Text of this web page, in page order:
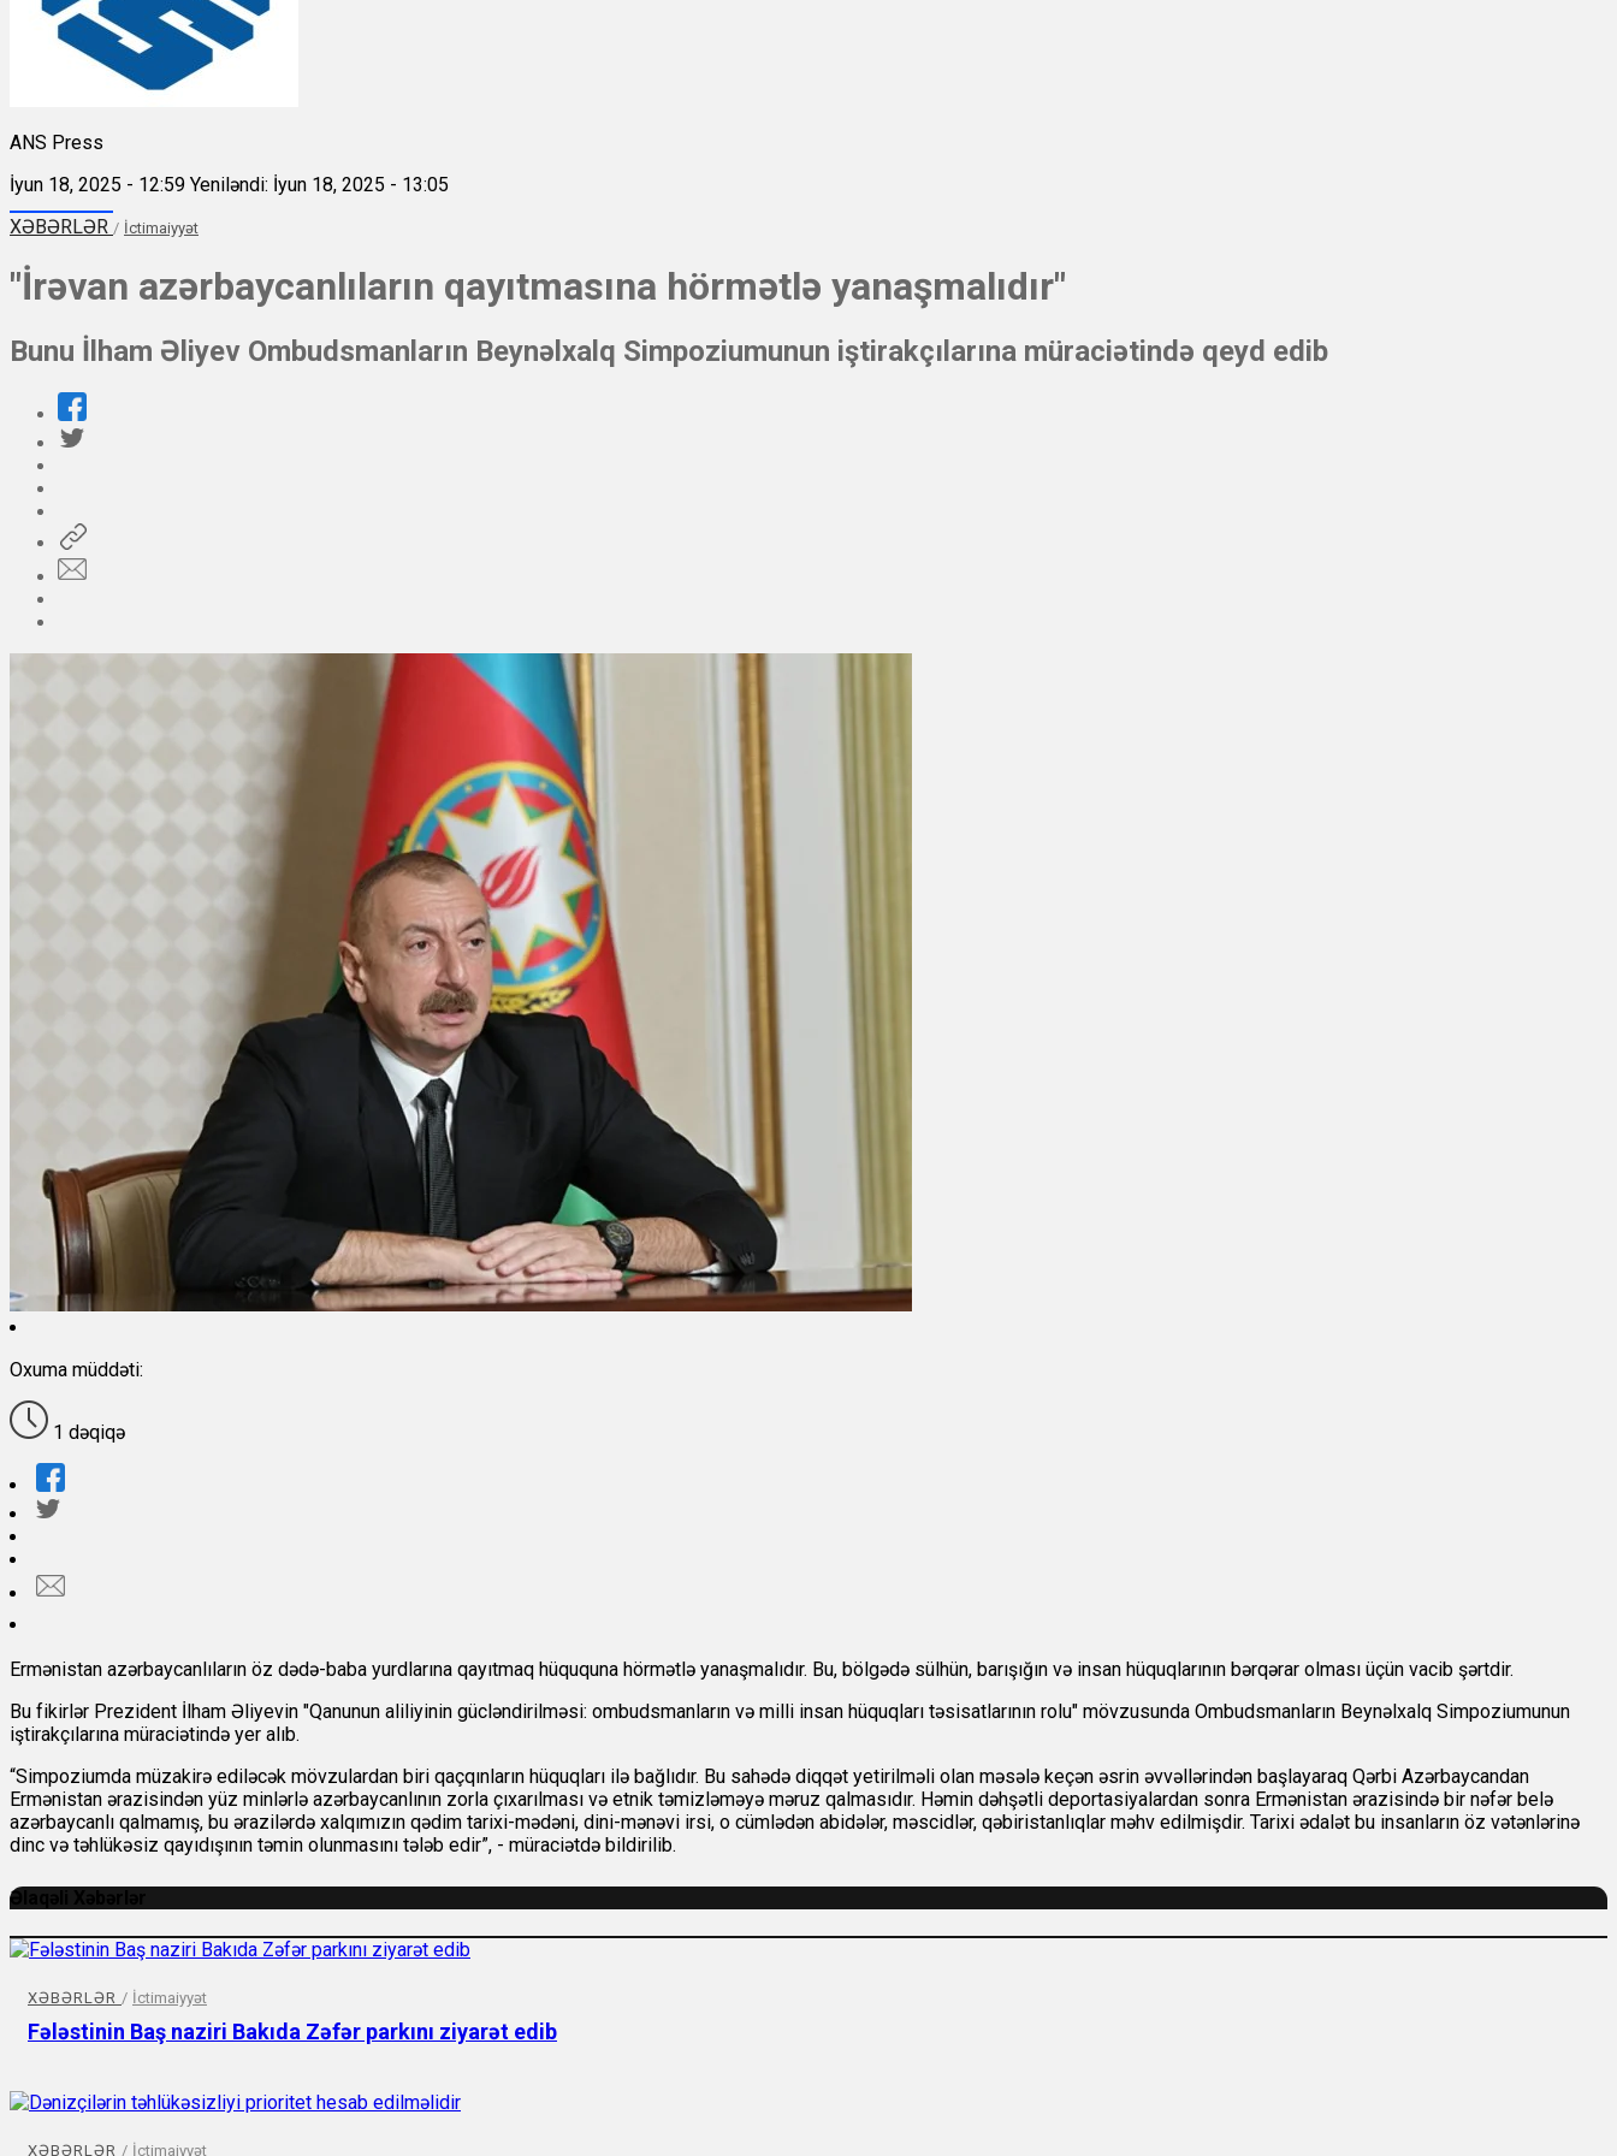
ANS Press
İyun 18, 2025 - 12:59 Yeniləndi: İyun 18, 2025 - 13:05
XƏBƏRLƏR / İctimaiyyət
"İrəvan azərbaycanlıların qayıtmasına hörmətlə yanaşmalıdır"
Bunu İlham Əliyev Ombudsmanların Beynəlxalq Simpoziumunun iştirakçılarına müraciətində qeyd edib
Oxuma müddəti:
1 dəqiqə
Ermənistan azərbaycanlıların öz dədə-baba yurdlarına qayıtmaq hüququna hörmətlə yanaşmalıdır. Bu, bölgədə sülhün, barışığın və insan hüquqlarının bərqərar olması üçün vacib şərtdir.
Bu fikirlər Prezident İlham Əliyevin "Qanunun aliliyinin gücləndirilməsi: ombudsmanların və milli insan hüquqları təsisatlarının rolu" mövzusunda Ombudsmanların Beynəlxalq Simpoziumunun
iştirakçılarına müraciətində yer alıb.
“Simpoziumda müzakirə ediləcək mövzulardan biri qaçqınların hüquqları ilə bağlıdır. Bu sahədə diqqət yetirilməli olan məsələ keçən əsrin əvvəllərindən başlayaraq Qərbi Azərbaycandan
Ermənistan ərazisindən yüz minlərlə azərbaycanlının zorla çıxarılması və etnik təmizləməyə məruz qalmasıdır. Həmin dəhşətli deportasiyalardan sonra Ermənistan ərazisində bir nəfər belə
azərbaycanlı qalmamış, bu ərazilərdə xalqımızın qədim tarixi-mədəni, dini-mənəvi irsi, o cümlədən abidələr, məscidlər, qəbiristanlıqlar məhv edilmişdir. Tarixi ədalət bu insanların öz vətənlərinə
dinc və təhlükəsiz qayıdışının təmin olunmasını tələb edir”, - müraciətdə bildirilib.
Əlaqəli Xəbərlər
XƏBƏRLƏR / İctimaiyyət
Fələstinin Baş naziri Bakıda Zəfər parkını ziyarət edib
XƏBƏRLƏR / İctimaiyyət